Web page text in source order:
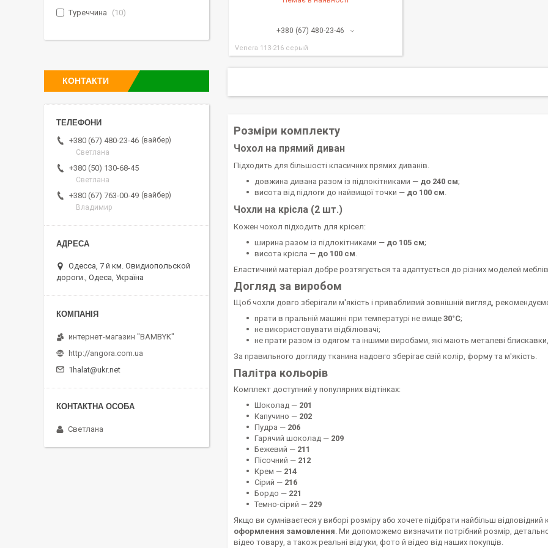
+380 (67) 480-23-46
Venera 113-216 серый
Розміри комплекту
Чохол на прямий диван
Підходить для більшості класичних прямих диванів.
довжина дивана разом із підлокітниками — до 240 см;
висота від підлоги до найвищої точки — до 100 см.
Чохли на крісла (2 шт.)
Кожен чохол підходить для крісел:
ширина разом із підлокітниками — до 105 см;
висота крісла — до 100 см.
Еластичний матеріал добре розтягується та адаптується до різних моделей
Догляд за виробом
Щоб чохли довго зберігали м'якість і привабливий зовнішній вигляд,
прати в пральній машині при температурі не вище 30°C;
не використовувати відбілювачі;
не прати разом із одягом та іншими виробами, які мають металеві
За правильного догляду тканина надовго зберігає свій колір, форму та м'якість.
Палітра кольорів
Комплект доступний у популярних відтінках:
Шоколад — 201
Капучино — 202
Пудра — 206
Гарячий шоколад — 209
Бежевий — 211
Пісочний — 212
Крем — 214
Сірий — 216
Бордо — 221
Темно-сірий — 229
Якщо ви сумніваєтеся у виборі розміру або хочете підібрати найбільш
оформлення замовлення. Ми допоможемо визначити потрібний розмір,
відео товару, а також реальні відгуки, фото й відео від наших покупців.
Туреччина 10
КОНТАКТИ
+380 (67) 480-23-46
вайбер
Светлана
+380 (50) 130-68-45
Светлана
+380 (67) 763-00-49
вайбер
Владимир
Одесса, 7 й км. Овидиопольской
дороги., Одеса, Україна
интернет-магазин "BAMBYK"
http://angora.com.ua
1halat@ukr.net
Светлана